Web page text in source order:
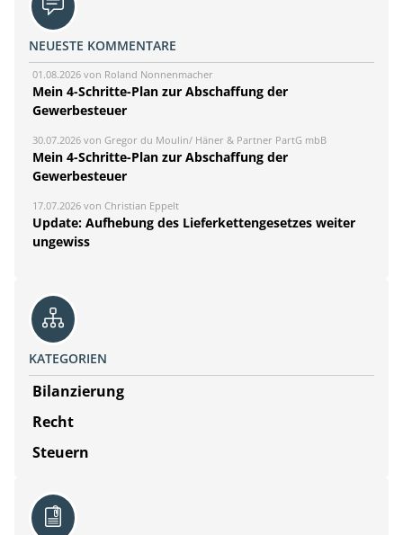
NEUESTE KOMMENTARE
01.08.2026 von Roland Nonnenmacher
Mein 4-Schritte-Plan zur Abschaffung der
Gewerbesteuer
30.07.2026 von Gregor du Moulin/ Häner & Partner PartG mbB
Mein 4-Schritte-Plan zur Abschaffung der
Gewerbesteuer
17.07.2026 von Christian Eppelt
Update: Aufhebung des Lieferkettengesetzes weiter
ungewiss
KATEGORIEN
Bilanzierung
Recht
Steuern